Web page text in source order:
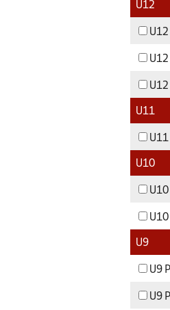
U12
U11
U10
U9
U9
U9